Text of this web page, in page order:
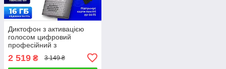
Диктофон з активацією
голосом цифровий
професійний з
шумозаглушенням захист
паролем 16 гб
2 519 ₴ 3 149 ₴